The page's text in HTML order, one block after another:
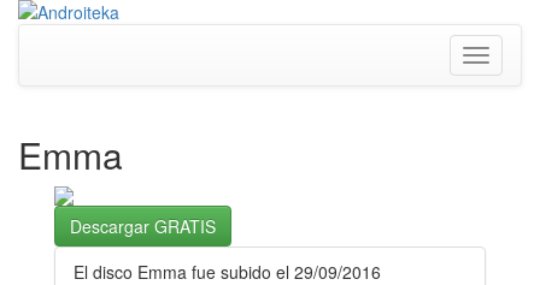
Toggle
Emma
Descargar GRATIS
El disco Emma fue subido el 29/09/2016